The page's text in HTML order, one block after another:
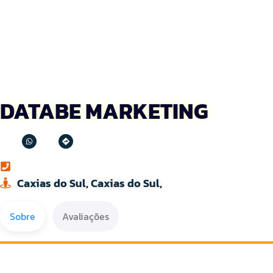
DATABE MARKETING
Caxias do Sul, Caxias do Sul,
Sobre Avaliações